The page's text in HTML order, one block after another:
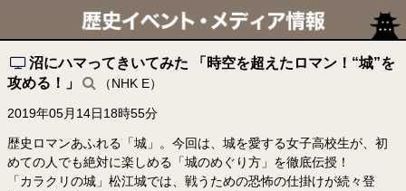
沼にハマってきいてみた 「時空を超えたロマン！“城”を
攻める！」
（NHK E）
2019年05月14日18時55分
歴史ロマンあふれる「城」。今回は、城を愛する女子高校生が、初
めての人でも絶対に楽しめる「城のめぐり方」を徹底伝授！
「カラクリの城」松江城では、戦うための恐怖の仕掛けが続々登